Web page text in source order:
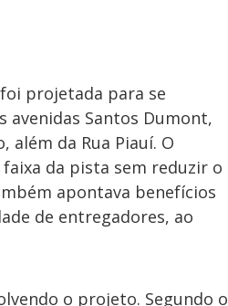
projetada para se
avenidas Santos Dumont,
além da Rua Piauí. O
da pista sem reduzir o
apontava benefícios
de entregadores, ao
o projeto. Segundo o